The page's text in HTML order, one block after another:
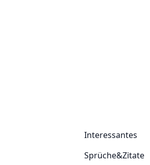
Interessantes
Sprüche&Zitate